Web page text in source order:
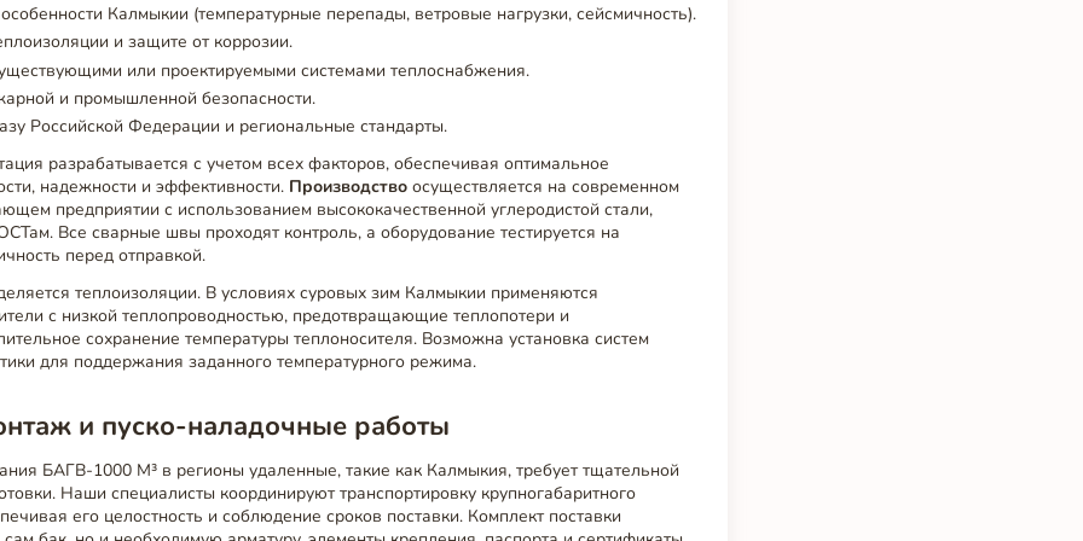
Калмыкии (температурные перепады, ветровые нагрузки, сейсмичность).
и защите от коррозии.
или проектируемыми системами теплоснабжения.
и промышленной безопасности.
Российской Федерации и региональные стандарты.
разрабатывается с учетом всех факторов, обеспечивая оптимальное
надежности и эффективности. Производство осуществляется на современном
предприятии с использованием высококачественной углеродистой стали,
Все сварные швы проходят контроль, а оборудование тестируется на
перед отправкой.
теплоизоляции. В условиях суровых зим Калмыкии применяются
с низкой теплопроводностью, предотвращающие теплопотери и
сохранение температуры теплоносителя. Возможна установка систем
для поддержания заданного температурного режима.
и пуско-наладочные работы
БАГВ-1000 М³ в регионы удаленные, такие как Калмыкия, требует тщательной
Наши специалисты координируют транспортировку крупногабаритного
его целостность и соблюдение сроков поставки. Комплект поставки